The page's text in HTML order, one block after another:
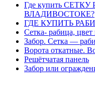
Где купить СЕТКУ
ВЛАДИВОСТОКЕ?
ГДЕ КУПИТЬ
Сетка- рабица,
Забор. Сетка —
Ворота откатные.
Решётчатая панель
Забор или